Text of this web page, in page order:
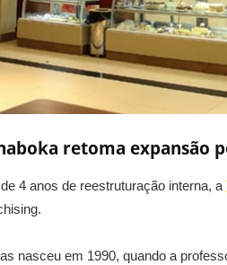
retoma expansão
4 anos de reestruturação interna, a
nasceu em 1990, quando a